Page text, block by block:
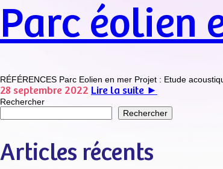
Parc éolien
RÉFÉRENCES Parc Eolien en mer Projet : Etude
28 septembre 2022 Lire la suite ►
Rechercher
Rechercher
Articles récents